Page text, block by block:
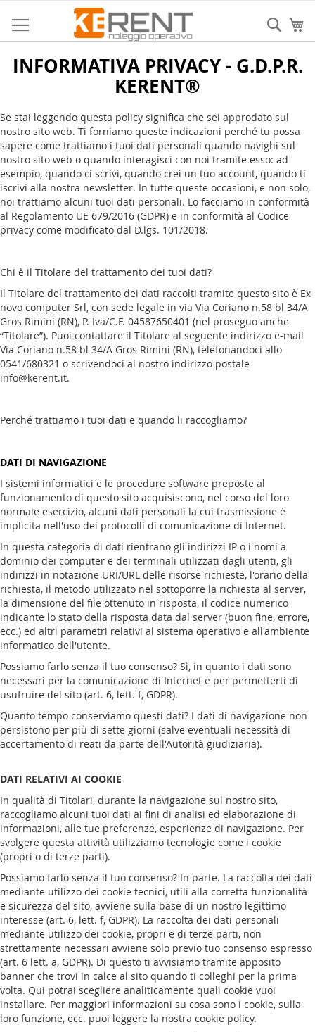
al
contenuto
INFORMATIVA PRIVACY - G.D.P.R.
KERENT®
Se stai leggendo questa policy significa che sei approdato sul
nostro sito web. Ti forniamo queste indicazioni perché tu possa
sapere come trattiamo i tuoi dati personali quando navighi sul
nostro sito web o quando interagisci con noi tramite esso: ad
esempio, quando ci scrivi, quando crei un tuo account, quando ti
iscrivi alla nostra newsletter. In tutte queste occasioni, e non solo,
noi trattiamo alcuni tuoi dati personali. Lo facciamo in conformità
al Regolamento UE 679/2016 (GDPR) e in conformità al Codice
privacy come modificato dal D.lgs. 101/2018.
Chi è il Titolare del trattamento dei tuoi dati?
Il Titolare del trattamento dei dati raccolti tramite questo sito è Ex
novo computer Srl, con sede legale in via Via Coriano n.58 bl 34/A
Gros Rimini (RN), P. Iva/C.F. 04587650401 (nel proseguo anche
“Titolare”). Puoi contattare il Titolare al seguente indirizzo e-mail
Via Coriano n.58 bl 34/A Gros Rimini (RN), telefonandoci allo
0541/680321 o scrivendoci al nostro indirizzo postale
info@kerent.it.
Perché trattiamo i tuoi dati e quando li raccogliamo?
DATI DI NAVIGAZIONE
I sistemi informatici e le procedure software preposte al
funzionamento di questo sito acquisiscono, nel corso del loro
normale esercizio, alcuni dati personali la cui trasmissione è
implicita nell'uso dei protocolli di comunicazione di Internet.
In questa categoria di dati rientrano gli indirizzi IP o i nomi a
dominio dei computer e dei terminali utilizzati dagli utenti, gli
indirizzi in notazione URI/URL delle risorse richieste, l'orario della
richiesta, il metodo utilizzato nel sottoporre la richiesta al server,
la dimensione del file ottenuto in risposta, il codice numerico
indicante lo stato della risposta data dal server (buon fine, errore,
ecc.) ed altri parametri relativi al sistema operativo e all'ambiente
informatico dell'utente.
Possiamo farlo senza il tuo consenso? Sì, in quanto i dati sono
necessari per la comunicazione di Internet e per permetterti di
usufruire del sito (art. 6, lett. f, GDPR).
Quanto tempo conserviamo questi dati? I dati di navigazione non
persistono per più di sette giorni (salve eventuali necessità di
accertamento di reati da parte dell'Autorità giudiziaria).
DATI RELATIVI AI COOKIE
In qualità di Titolari, durante la navigazione sul nostro sito,
raccogliamo alcuni tuoi dati ai fini di analisi ed elaborazione di
informazioni, alle tue preferenze, esperienze di navigazione. Per
svolgere questa attività utilizziamo tecnologie come i cookie
(propri o di terze parti).
Possiamo farlo senza il tuo consenso? In parte. La raccolta dei dati
mediante utilizzo dei cookie tecnici, utili alla corretta funzionalità
e sicurezza del sito, avviene sulla base di un nostro legittimo
interesse (art. 6, lett. f, GDPR). La raccolta dei dati personali
mediante utilizzo dei cookie, propri e di terze parti, non
strettamente necessari avviene solo previo tuo consenso espresso
(art. 6 lett. a, GDPR). Di questo ti avvisiamo tramite apposito
banner che trovi in calce al sito quando ti colleghi per la prima
volta. Qui potrai scegliere analiticamente quali cookie vuoi
installare. Per maggiori informazioni su cosa sono i cookie, sulla
loro funzione, ecc. puoi leggere la nostra cookie policy.